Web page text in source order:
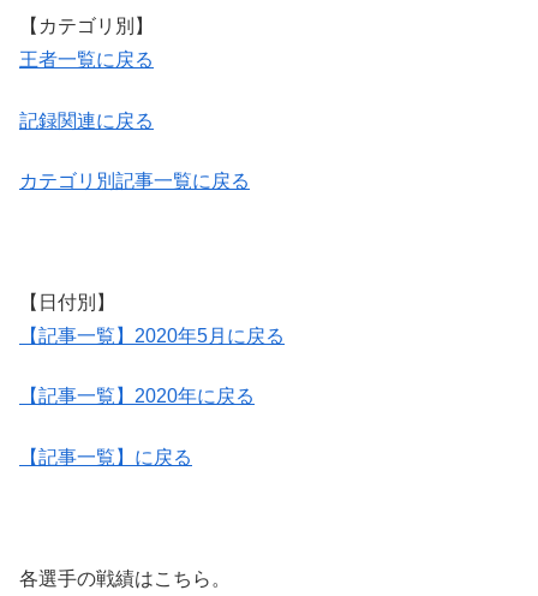
【カテゴリ別】
王者一覧に戻る
記録関連に戻る
カテゴリ別記事一覧に戻る
【日付別】
【記事一覧】2020年5月に戻る
【記事一覧】2020年に戻る
【記事一覧】に戻る
各選手の戦績はこちら。